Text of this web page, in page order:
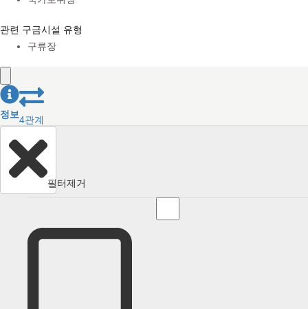
관련 구금시설 유형
구류장
정보4관계
필터제거